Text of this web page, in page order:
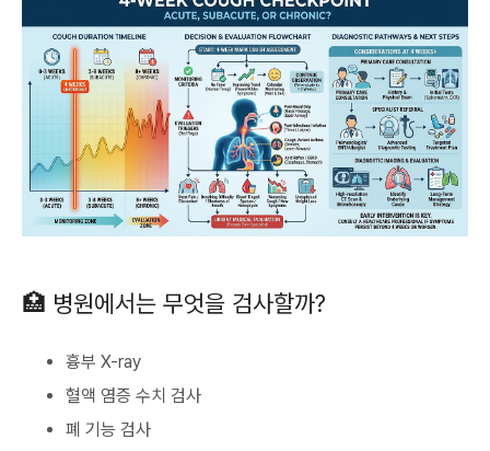
🏥 병원에서는 무엇을 검사할까?
흉부 X-ray
혈액 염증 수치 검사
폐 기능 검사